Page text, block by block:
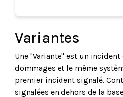
Variantes
Une "Variante" est un
dommages et le même
premier incident signalé.
signalées en dehors de la